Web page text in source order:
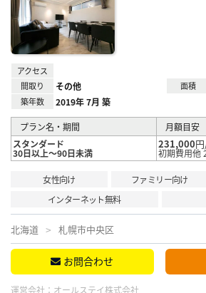
アクセス
間取り
その他 面積
築年数 2019年 7月 築
プラン名・期間
月額目安
スタンダード
30日以上～90日未満
231,000
初期費用他
女性向け ファミリー向け
インターネット無料
北海道 札幌市中央区
お問合わせ
運営会社： オールステイ株式会社